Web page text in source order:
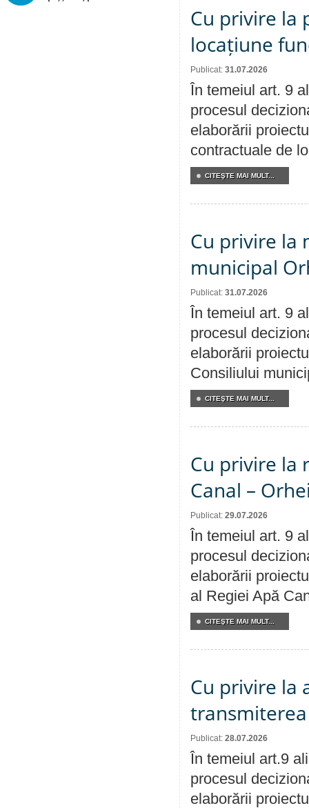
Cu privire la
locațiune
Publicat: 31.07.2026
În temeiul art. 9
procesul
elaborării
contractuale de
CITEŞTE MAI MULT...
Cu privire la
municipal
Publicat: 31.07.2026
În temeiul art. 9
procesul
elaborării
Consiliului
CITEŞTE MAI MULT...
Cu privire la
Canal –
Publicat: 29.07.2026
În temeiul art. 9
procesul
elaborării
al Regiei Apă
CITEŞTE MAI MULT...
Cu privire la
Publicat: 28.07.2026
În temeiul art.9
procesul
elaborării